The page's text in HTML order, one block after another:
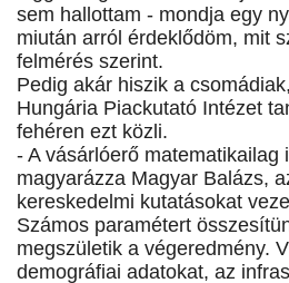
sem hallottam - mondja egy
miután arról érdeklődöm, mit
felmérés szerint.
Pedig akár hiszik a
Hungária Piackutató Intézet
fehéren ezt közli.
- A vásárlóerő matematikailag
magyarázza Magyar Balázs,
kereskedelmi kutatásokat
Számos paramétert
megszületik a végeredmény.
demográfiai adatokat, az